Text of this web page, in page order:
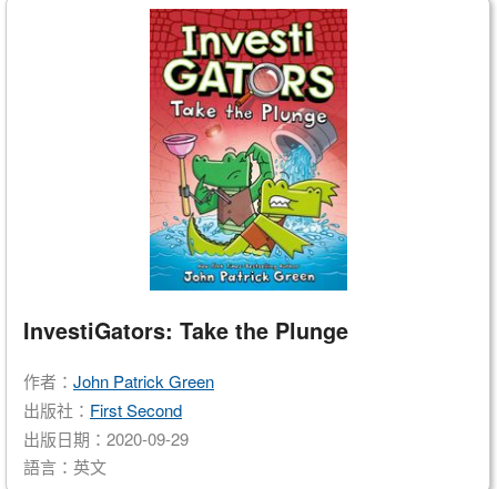
InvestiGators: Take the Plunge
作者： John Patrick Green
出版社： First Second
出版日期：2020-09-29
語言：英文